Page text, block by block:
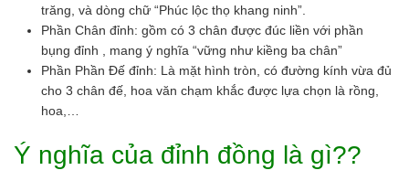
trăng, và dòng chữ “Phúc lộc thọ khang ninh”.
Phần Chân đỉnh: gồm có 3 chân được đúc liền với phần
bụng đỉnh , mang ý nghĩa “vững như kiềng ba chân”
Phần Phần Đế đỉnh: Là mặt hình tròn, có đường kính vừa đủ
cho 3 chân đế, hoa văn chạm khắc được lựa chọn là rồng,
hoa,…
Ý nghĩa của đỉnh đồng là gì??